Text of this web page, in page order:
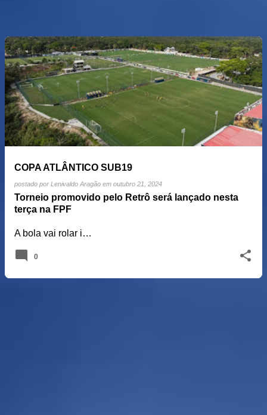
COPA ATLÂNTICO SUB19
postado por Lenivaldo Aragão em outubro 21, 2024
Torneio promovido pelo Retrô será lançado nesta
terça na FPF
A bola vai rolar i…
0